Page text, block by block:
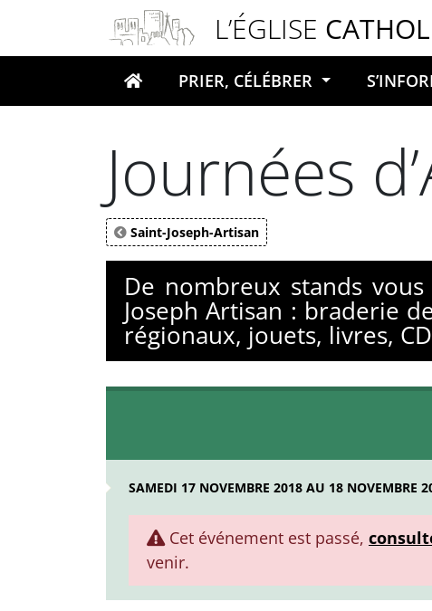
L’ÉGLISE
Votre recherche
PRIER, CÉLÉBRER
Journées
Saint-Joseph-Artisan
De nombreux stands
Joseph Artisan : braderie
régionaux, jouets, livres,
SAMEDI 17 NOVEMBRE 2018 AU 18 NOVEMBRE
Cet événement est passé,
venir.
Panneau de gestion des cookies